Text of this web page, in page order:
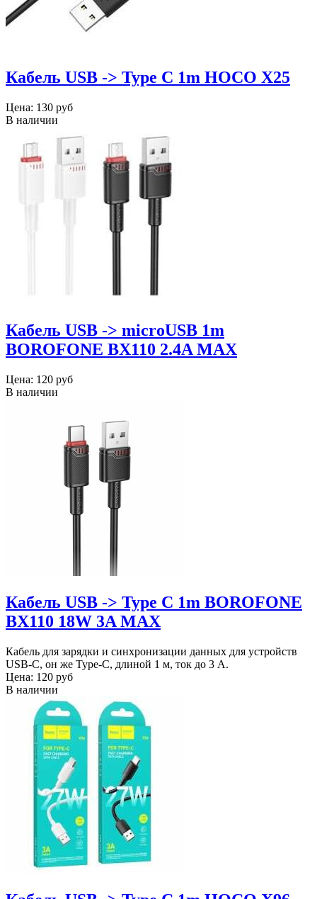
Кабель USB -> Type C 1m HOCO X25
Цена: 130 руб
В наличии
Кабель USB -> microUSB 1m
BOROFONE BX110 2.4A MAX
Цена: 120 руб
В наличии
Кабель USB -> Type C 1m BOROFONE
BX110 18W 3A MAX
Кабель для зарядки и синхронизации данных для устройств
USB-C, он же Type-C, длиной 1 м, ток до 3 А.
Цена: 120 руб
В наличии